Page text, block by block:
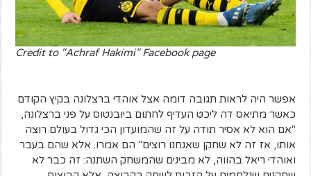
Credit to "Achraf Hakimi" Facebook page
אפשר היה לראות תגובה דומה אצל אוהדי ברצלונה בקיץ הקודם
כאשר מתיאס דה ליכט העדיף לחתום ביובנטוס על פני ברצלונה,
"אם הוא לא אסיר תודה על זה שהמועדון הכי גדול בעולם רוצה
אותו, אז זה לא שחקן שאנחנו רוצים" הם אמרו. אלא שהם בעבר
ואוהדי ריאל בהווה, לא מבינים שהמשחק השתנה: זה כבר לא